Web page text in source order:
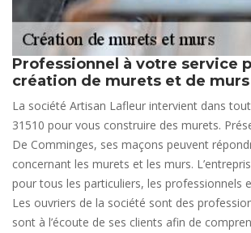
Professionnel à votre service
création de murets et de murs
La société Artisan Lafleur intervient dans
31510 pour vous construire des murets.
De Comminges, ses maçons peuvent
concernant les murets et les murs.
pour tous les particuliers, les professionnels
Les ouvriers de la société sont des
sont à l’écoute de ses clients afin de